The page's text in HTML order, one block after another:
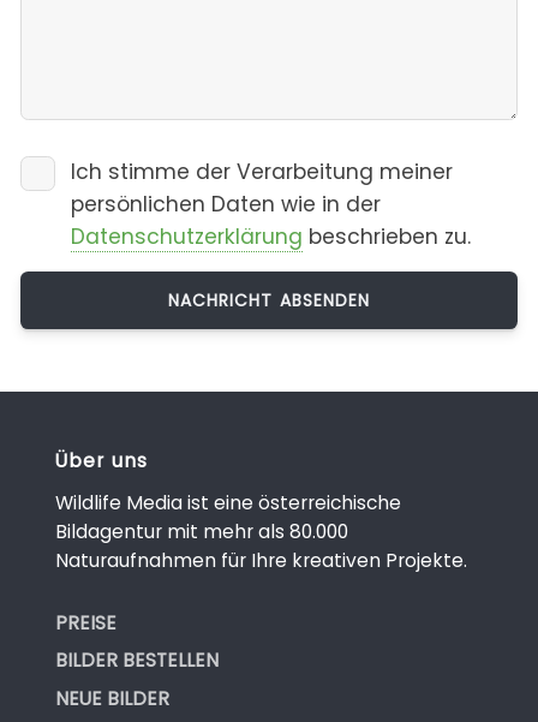
Ich stimme der Verarbeitung meiner
persönlichen Daten wie in der
Datenschutzerklärung beschrieben zu.
Über uns
Wildlife Media ist eine österreichische
Bildagentur mit mehr als 80.000
Naturaufnahmen für Ihre kreativen Projekte.
PREISE
BILDER BESTELLEN
NEUE BILDER